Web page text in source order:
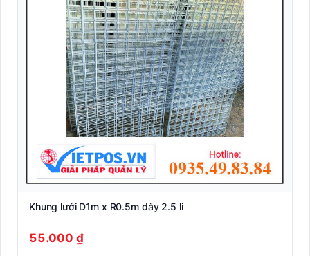
Nhận dạng sinh trắc học
Phần mềm quản lý
Robot Phục Vụ Nhà Hàng
Tem phụ hàng nhập khẩu (Tuân thủ NĐ 43/2017)
Tem vải nhãn mác may mặc (Woven/Satin xuất khẩu)
Khung lưới D1m x R0.5m dày 2.5 li
55.000 ₫